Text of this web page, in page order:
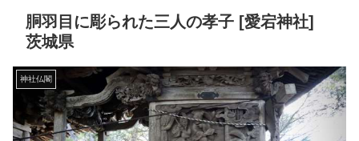
胴羽目に彫られた三人の孝子 [愛宕神社]
茨城県
神社仏閣